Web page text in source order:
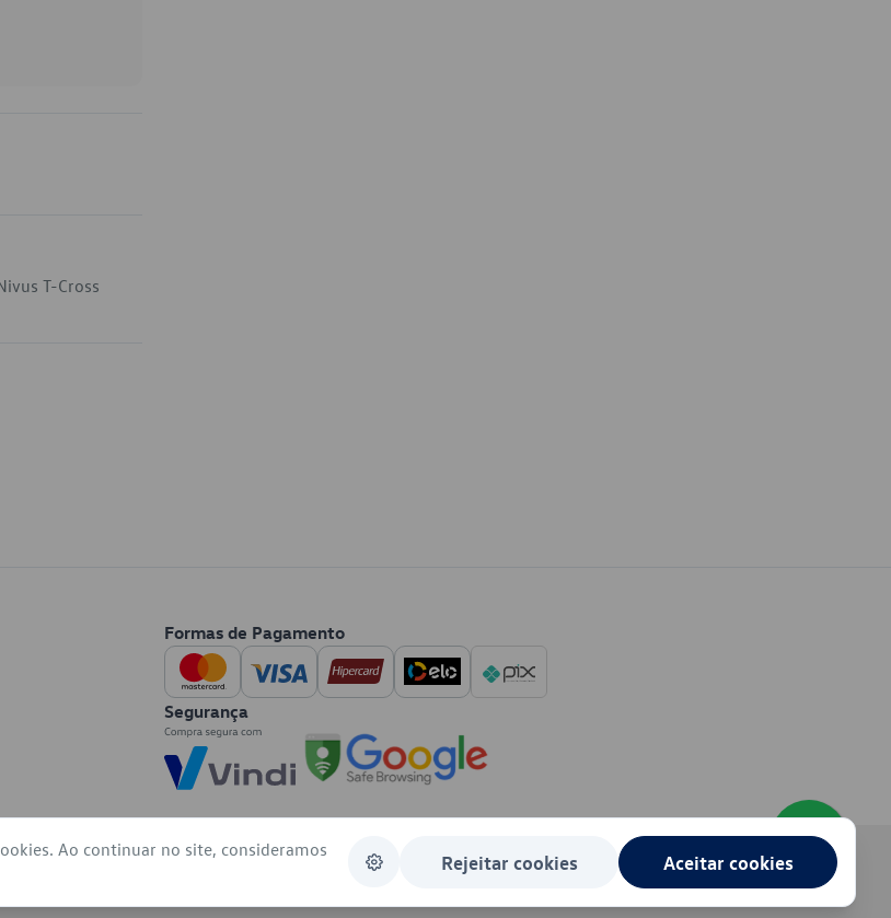
T-Cross
Formas de Pagamento
Segurança
Ao continuar no site, consideramos
Rejeitar cookies Aceitar cookies